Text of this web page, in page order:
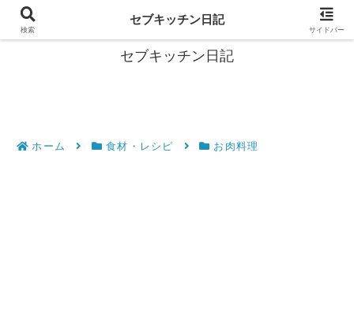
フィリピン・セブの移住情報やおすすめ食材・レシピを発信
セブキッチン日記
ホーム 食材・レシピ お肉料理
検索
セブキッチン日記
サイドバー